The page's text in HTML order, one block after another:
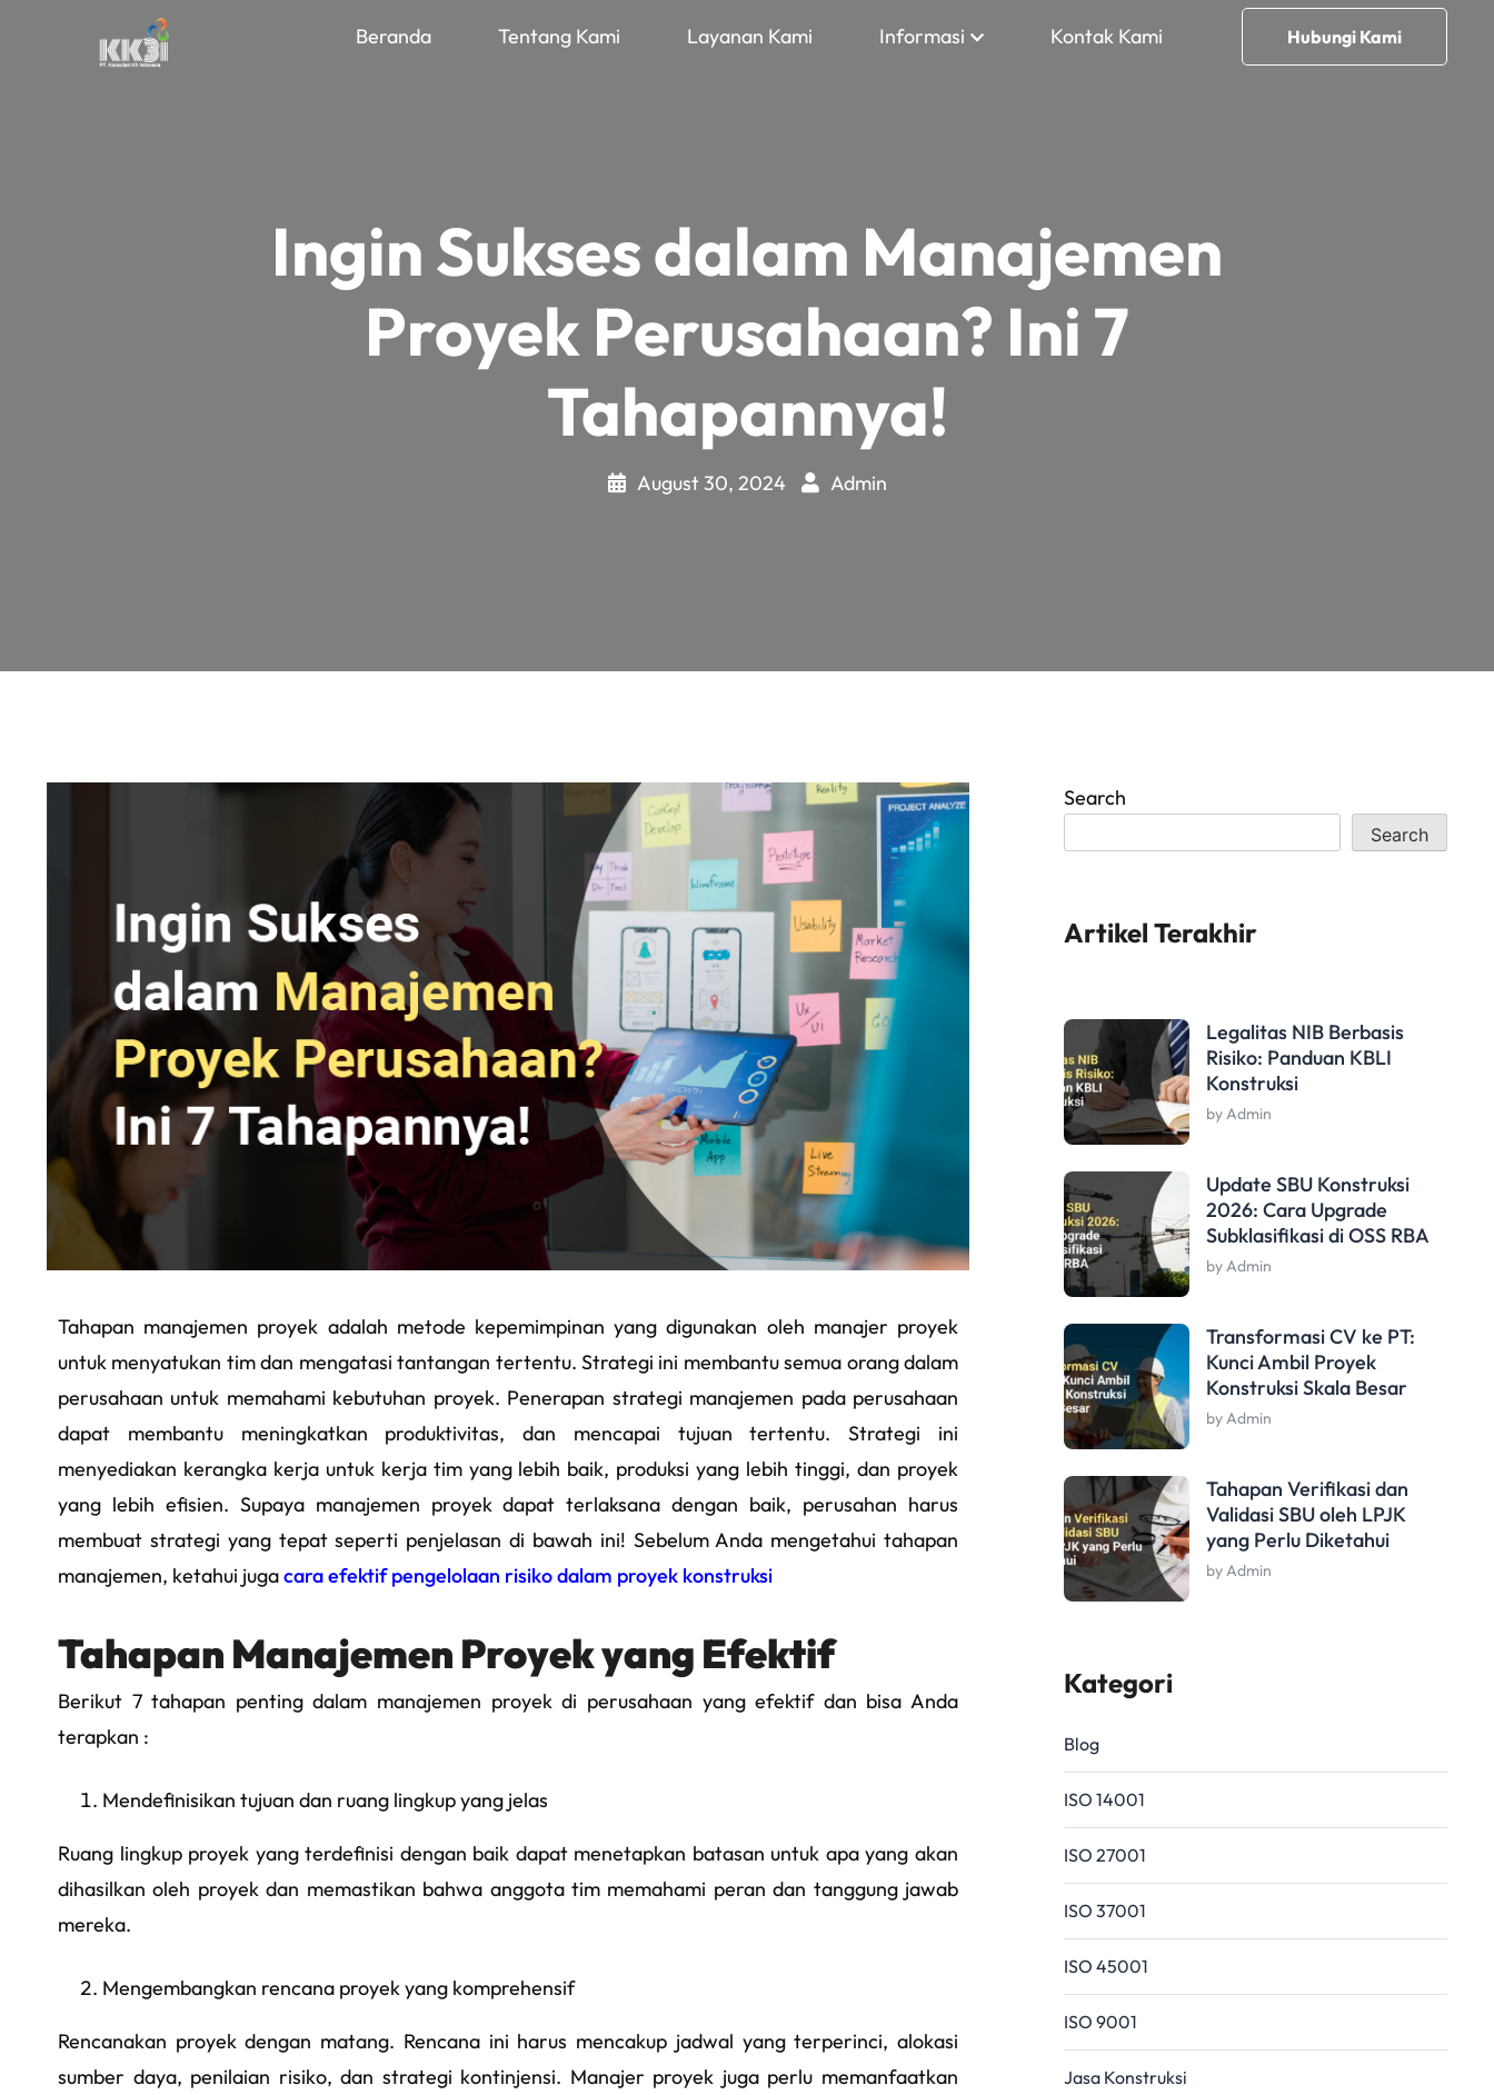
Beranda Tentang Kami Layanan Kami Informasi Kontak Kami Hubungi Kami
Ingin Sukses dalam Manajemen
Proyek Perusahaan? Ini 7
Tahapannya!
August 30, 2024 Admin
Tahapan manajemen proyek adalah metode kepemimpinan yang digunakan oleh manajer proyek
untuk menyatukan tim dan mengatasi tantangan tertentu. Strategi ini membantu semua orang dalam
perusahaan untuk memahami kebutuhan proyek. Penerapan strategi manajemen pada perusahaan
dapat membantu meningkatkan produktivitas, dan mencapai tujuan tertentu. Strategi ini
menyediakan kerangka kerja untuk kerja tim yang lebih baik, produksi yang lebih tinggi, dan proyek
yang lebih efisien. Supaya manajemen proyek dapat terlaksana dengan baik, perusahan harus
membuat strategi yang tepat seperti penjelasan di bawah ini! Sebelum Anda mengetahui tahapan
manajemen, ketahui jugacara efektif pengelolaan risiko dalam proyek konstruksi
Tahapan Manajemen Proyek yang Efektif
Berikut 7 tahapan penting dalam manajemen proyek di perusahaan yang efektif dan bisa Anda
terapkan :
Mendefinisikan tujuan dan ruang lingkup yang jelas
Ruang lingkup proyek yang terdefinisi dengan baik dapat menetapkan batasan untuk apa yang akan
dihasilkan oleh proyek dan memastikan bahwa anggota tim memahami peran dan tanggung jawab
mereka.
Mengembangkan rencana proyek yang komprehensif
Rencanakan proyek dengan matang. Rencana ini harus mencakup jadwal yang terperinci, alokasi
sumber daya, penilaian risiko, dan strategi kontinjensi. Manajer proyek juga perlu memanfaatkan
Search
Search
Artikel Terakhir
Legalitas NIB Berbasis
Risiko: Panduan KBLI
Konstruksi
by Admin
Update SBU Konstruksi
2026: Cara Upgrade
Subklasifikasi di OSS RBA
by Admin
Transformasi CV ke PT:
Kunci Ambil Proyek
Konstruksi Skala Besar
by Admin
Tahapan Verifikasi dan
Validasi SBU oleh LPJK
yang Perlu Diketahui
by Admin
Kategori
Blog
ISO 14001
ISO 27001
ISO 37001
ISO 45001
ISO 9001
Jasa Konstruksi